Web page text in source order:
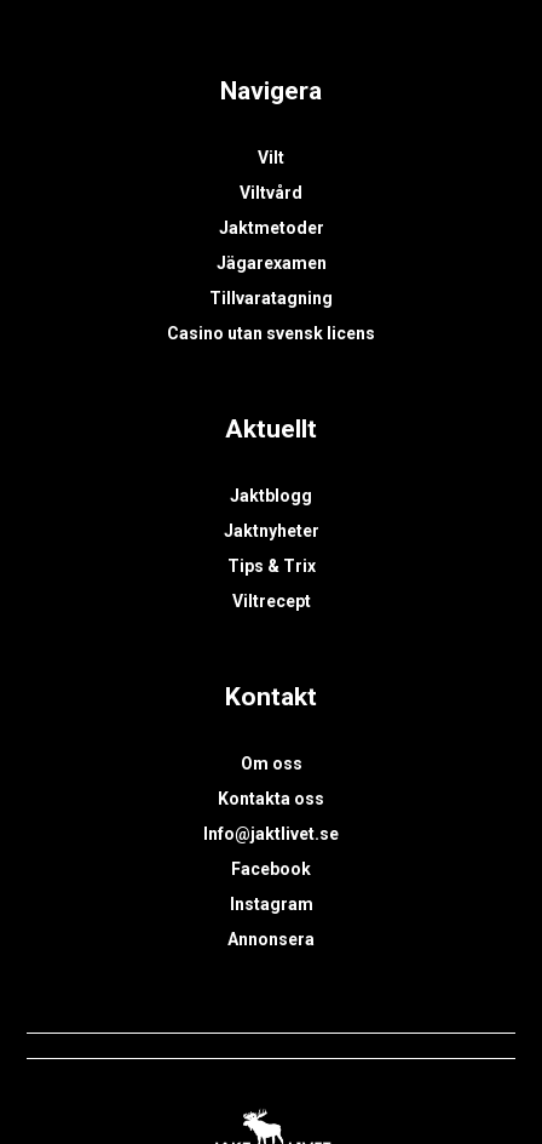
Navigera
Vilt
Viltvård
Jaktmetoder
Jägarexamen
Tillvaratagning
Casino utan svensk licens
Aktuellt
Jaktblogg
Jaktnyheter
Tips & Trix
Viltrecept
Kontakt
Om oss
Kontakta oss
Info@jaktlivet.se
Facebook
Instagram
Annonsera